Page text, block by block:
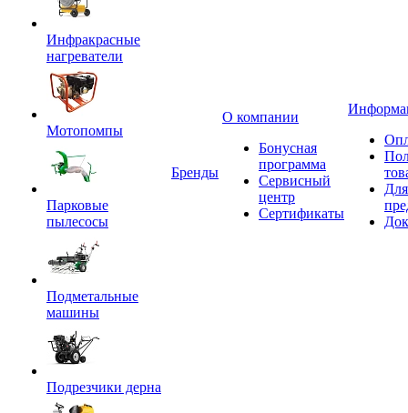
Инфракрасные
нагреватели
Мотопомпы
Парковые
пылесосы
Подметальные
машины
Подрезчики дерна
Бренды
О компании
Бонусная
программа
Сервисный
центр
Сертификаты
Для